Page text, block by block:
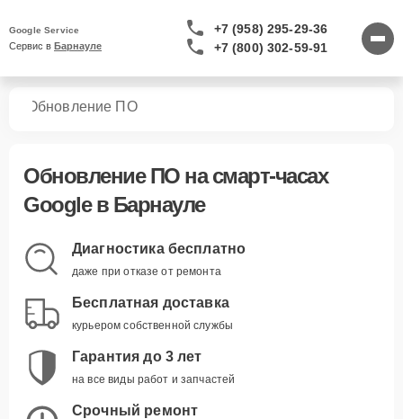
Google Service
Сервис в Барнауле
+7 (958) 295-29-36
+7 (800) 302-59-91
Обновление ПО
Обновление ПОна смарт-часах
Google в Барнауле
Диагностика бесплатно
даже при отказе от ремонта
Бесплатная доставка
курьером собственной службы
Гарантия до 3 лет
на все виды работ и запчастей
Срочный ремонт